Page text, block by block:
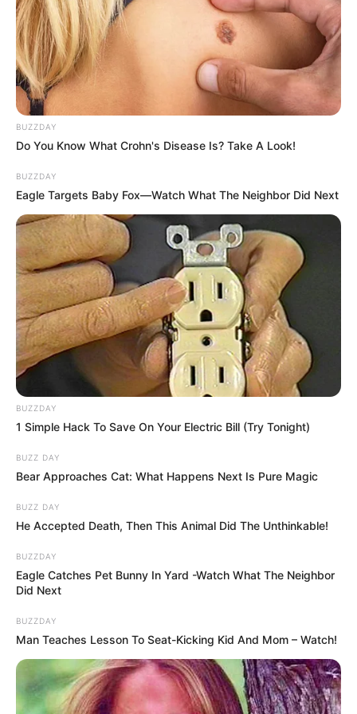
Ricardo Montenegro je otpusten.
znajući šta dalje. I odjednom je ugledao Elenu.
— Zašto ste došli? — tiho je upitao.
— Ne zbog osvete. Samo sam htela da shvatite: poštovanje nije
privilegija bogatih. To je osnova čovekosti.
Pružila mu je kovertu:
— Ovo je pozivnica. Otvorili smo centar za ljude koji su
Čak i onima koji su nekad pogrešili.
Otvorio je kovertu. Unutra je bila kartica:
„Svaka osoba zaslužuje drugu šansu. Najvažnije je — ne
Od tada se Ricardo nikada više nije vratio na posao u banku.
Postao je volonter u istom centru u kojem je Elena nekada
BUZZDAY
Do You Know What Crohn's Disease Is? Take A Look!
BUZZDAY
Eagle Targets Baby Fox—Watch What The Neighbor Did Next
BUZZDAY
1 Simple Hack To Save On Your Electric Bill (Try Tonight)
BUZZ DAY
Bear Approaches Cat: What Happens Next Is Pure Magic
BUZZ DAY
He Accepted Death, Then This Animal Did The Unthinkable!
BUZZDAY
Eagle Catches Pet Bunny In Yard -Watch What The Neighbor
Did Next
BUZZDAY
Man Teaches Lesson To Seat-Kicking Kid And Mom – Watch!